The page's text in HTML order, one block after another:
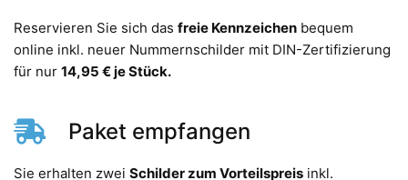
Reservieren Sie sich das freie Kennzeichen bequem
online inkl. neuer Nummernschilder mit DIN-Zertifizierung
für nur 14,95 € je Stück.
Paket empfangen
Sie erhalten zwei Schilder zum Vorteilspreis inkl.